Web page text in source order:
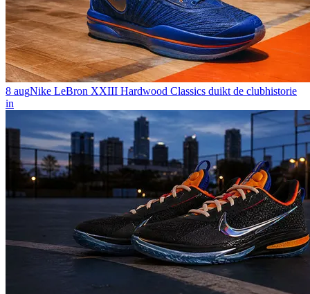
8 augNike LeBron XXIII Hardwood Classics duikt de clubhistorie
in